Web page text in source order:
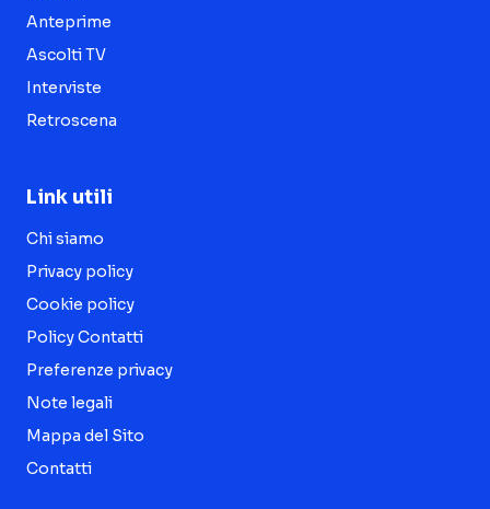
Anteprime
Ascolti TV
Interviste
Retroscena
Link utili
Chi siamo
Privacy policy
Cookie policy
Policy Contatti
Preferenze privacy
Note legali
Mappa del Sito
Contatti